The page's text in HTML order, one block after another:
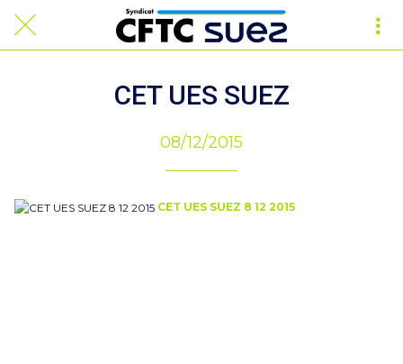
CET UES SUEZ
08/12/2015
CET UES SUEZ 8 12 2015